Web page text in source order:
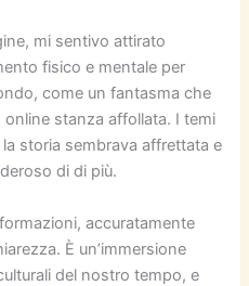
mi sentivo attirato
fisico e mentale per
come un fantasma che
stanza affollata. I temi
storia sembrava affrettata e
di di più.
accuratamente
È un’immersione
del nostro tempo, e